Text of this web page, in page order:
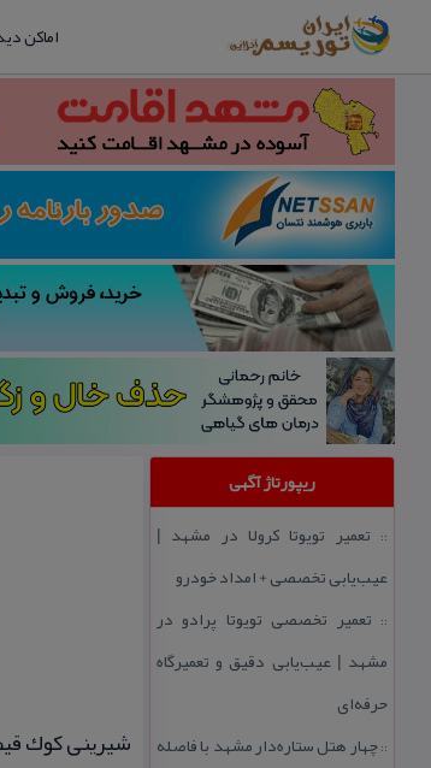
اماکن
ریپورتاژ آگهی
:: تعمیر تویوتا كرولا در مشهد |
عیب‌یابی تخصصی + امداد خودرو
:: تعمیر تخصصی تویوتا پرادو در
مشهد | عیب‌یابی دقیق و تعمیرگاه
حرفه‌ای
::چهار هتل‌ ستاره‌دار مشهد با فاصله
شیرینی كوك